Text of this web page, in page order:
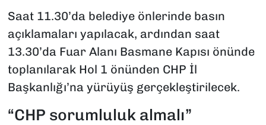
Saat 11.30’da belediye önlerinde basın
açıklamaları yapılacak, ardından saat
13.30’da Fuar Alanı Basmane Kapısı önünde
toplanılarak Hol 1 önünden CHP İl
Başkanlığı’na yürüyüş gerçekleştirilecek.
“CHP sorumluluk almalı”